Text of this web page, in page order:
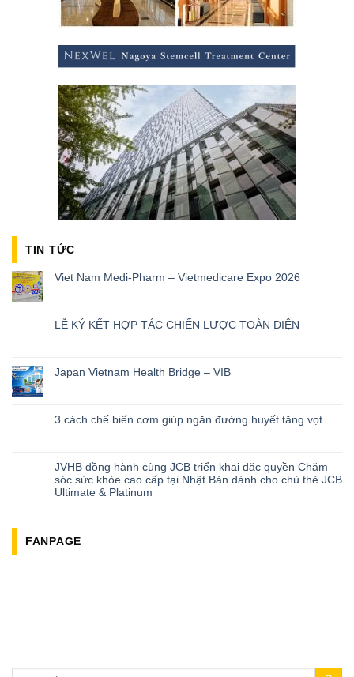
TIN TỨC
Viet Nam Medi-Pharm – Vietmedicare Expo 2026
LỄ KÝ KẾT HỢP TÁC CHIẾN LƯỢC TOÀN DIỆN
Japan Vietnam Health Bridge – VIB
3 cách chế biến cơm giúp ngăn đường huyết tăng vọt
JVHB đồng hành cùng JCB triển khai đặc quyền Chăm
sóc sức khỏe cao cấp tại Nhật Bản dành cho chủ thẻ JCB
Ultimate & Platinum
FANPAGE